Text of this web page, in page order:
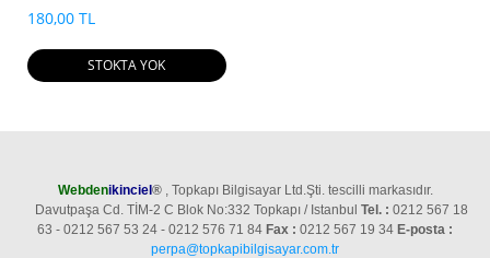
180,00 TL
STOKTA YOK
Webdenikinciel®, Topkapı Bilgisayar Ltd.Şti. tescilli markasıdır.
Davutpaşa Cd. TİM-2 C Blok No:332 Topkapı / Istanbul Tel. : 0212 567 18
63 - 0212 567 53 24 - 0212 576 71 84 Fax : 0212 567 19 34 E-posta :
perpa@topkapibilgisayar.com.tr